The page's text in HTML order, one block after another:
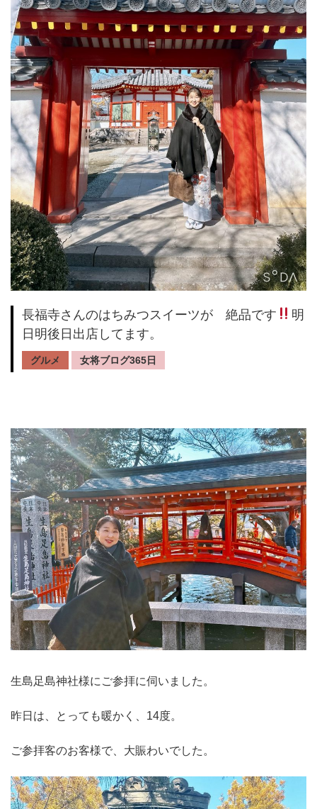
長福寺さんのはちみつスイーツが 絶品です
明
日明後日出店してます。
グルメ 女将ブログ365日
生島足島神社様にご参拝に伺いました。
昨日は、とっても暖かく、14度。
ご参拝客のお客様で、大賑わいでした。